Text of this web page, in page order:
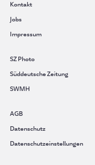
Kontakt
Jobs
Impressum
SZ Photo
Süddeutsche Zeitung
SWMH
AGB
Datenschutz
Datenschutzeinstellungen